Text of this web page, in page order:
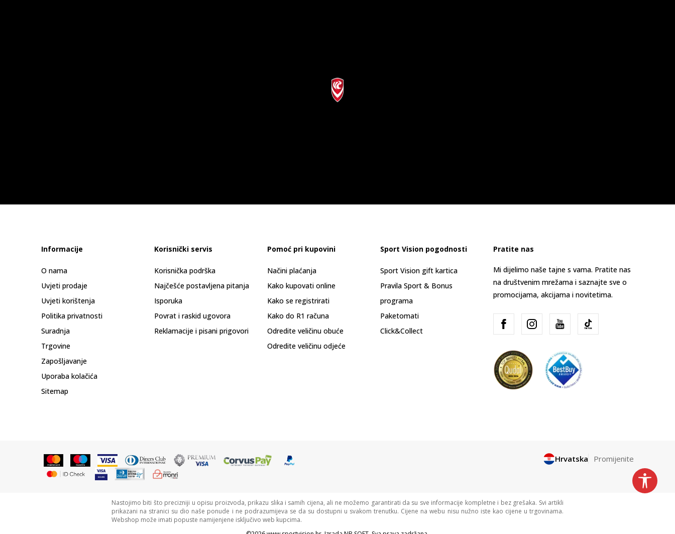
Informacije
O nama
Uvjeti prodaje
Uvjeti korištenja
Politika privatnosti
Suradnja
Trgovine
Zapošljavanje
Uporaba kolačića
Sitemap
Korisnički servis
Korisnička podrška
Najčešće postavljena pitanja
Isporuka
Povrat i raskid ugovora
Reklamacije i pisani prigovori
Pomoć pri kupovini
Načini plaćanja
Kako kupovati online
Kako se registrirati
Kako do R1 računa
Odredite veličinu obuće
Odredite veličinu odjeće
Sport Vision pogodnosti
Sport Vision gift kartica
Pravila Sport & Bonus
programa
Paketomati
Click&Collect
Pratite nas
Mi dijelimo naše tajne s vama. Pratite nas
na društvenim mrežama i saznajte sve o
promocijama, akcijama i novitetima.
Hrvatska Promijenite
Nastojimo biti što precizniji u opisu proizvoda, prikazu slika i samih cijena, ali ne možemo garantirati da su sve informacije kompletne i bez grešaka. Svi artikli
prikazani na stranici su dio naše ponude i ne podrazumijeva se da su dostupni u svakom trenutku. Cijene na webu nisu nužno iste kao cijene u trgovinama.
Webshop može imati popuste namijenjene isključivo web kupcima.